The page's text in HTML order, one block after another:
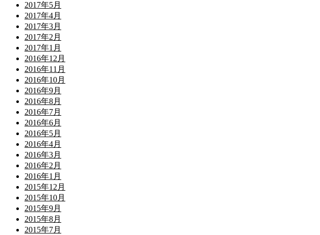
2017年5月
2017年4月
2017年3月
2017年2月
2017年1月
2016年12月
2016年11月
2016年10月
2016年9月
2016年8月
2016年7月
2016年6月
2016年5月
2016年4月
2016年3月
2016年2月
2016年1月
2015年12月
2015年10月
2015年9月
2015年8月
2015年7月